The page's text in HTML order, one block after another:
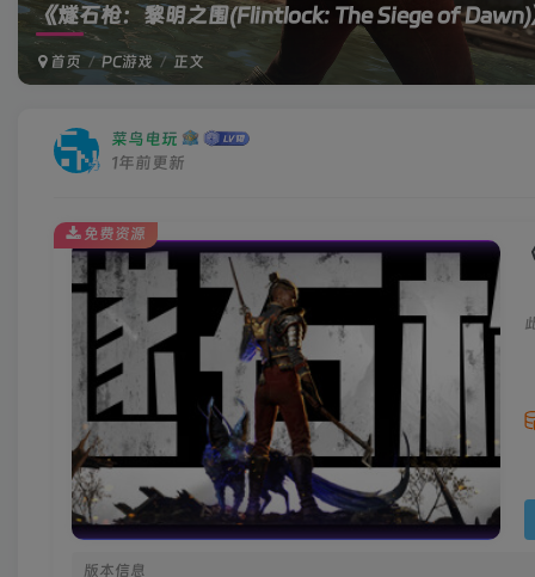
《燧石枪：黎明之围(Flintlock: The Siege of
首页 PC游戏 正文
菜鸟电玩
1年前更新
版本信息
免费资源